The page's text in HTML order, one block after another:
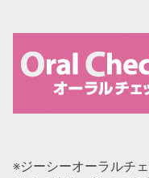
※ジーシーオーラルチ